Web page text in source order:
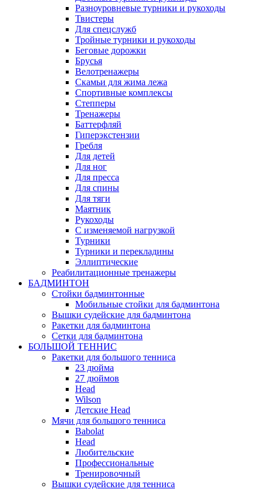
Разноуровневые турники и рукоходы
Твистеры
Для спецслужб
Тройные турники и рукоходы
Беговые дорожки
Брусья
Велотренажеры
Скамьи для жима лежа
Спортивные комплексы
Степперы
Тренажеры
Баттерфляй
Гиперэкстензии
Гребля
Для детей
Для ног
Для пресса
Для спины
Для тяги
Маятник
Рукоходы
С изменяемой нагрузкой
Турники
Турники и перекладины
Эллиптические
Реабилитационные тренажеры
БАДМИНТОН
Стойки бадминтонные
Мобильные стойки для бадминтона
Вышки судейские для бадминтона
Ракетки для бадминтона
Сетки для бадминтона
БОЛЬШОЙ ТЕННИС
Ракетки для большого тенниса
23 дюйма
27 дюймов
Head
Wilson
Детские Head
Мячи для большого тенниса
Babolat
Head
Любительские
Профессиональные
Тренировочный
Вышки судейские для тенниса